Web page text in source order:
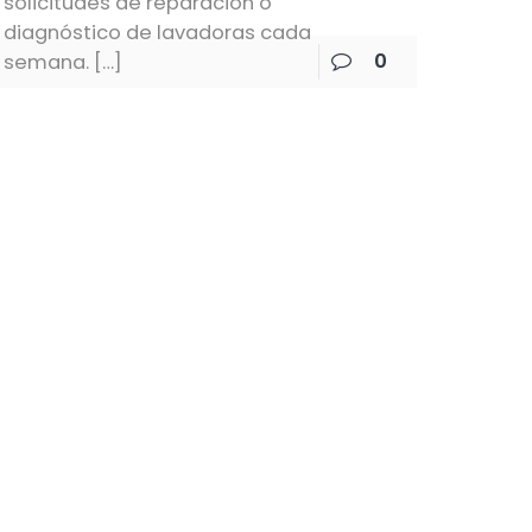
diagnóstico de lavadoras cada
semana. […] 0